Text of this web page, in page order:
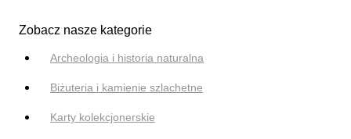
Zobacz nasze kategorie
Archeologia i historia naturalna
Biżuteria i kamienie szlachetne
Karty kolekcjonerskie